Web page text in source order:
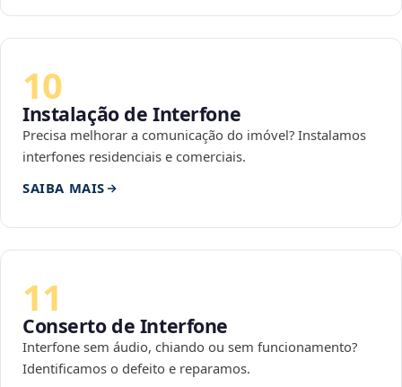
10
Instalação de Interfone
Precisa melhorar a comunicação do imóvel? Instalamos
interfones residenciais e comerciais.
SAIBA MAIS
11
Conserto de Interfone
Interfone sem áudio, chiando ou sem funcionamento?
Identificamos o defeito e reparamos.